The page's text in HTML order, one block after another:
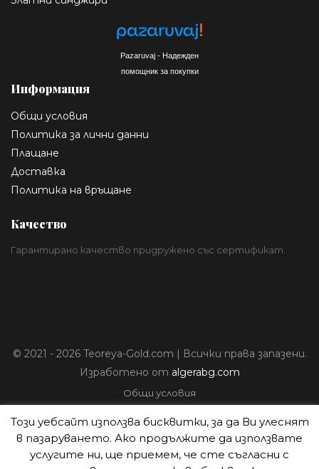
Pazaruvaj - Надежден
помощник за покупки
Информация
Общи условия
Политика за лични данни
Плащане
Доставка
Политика на връщане
Качество
Гарантирано качество придружено със сертификат.
© 2021 - 2026 Teoreya-Gold.com | Всички права запазени.
Изработено от algerabg.com
Общи условия
Политика за лични данни
Плащане
Доставка
Политика на връщане
Този уебсайт използва бисквитки, за да Ви улеснят
в пазаруването. Ако продължите да използвате
услугите ни, ще приемем, че сте съгласни с